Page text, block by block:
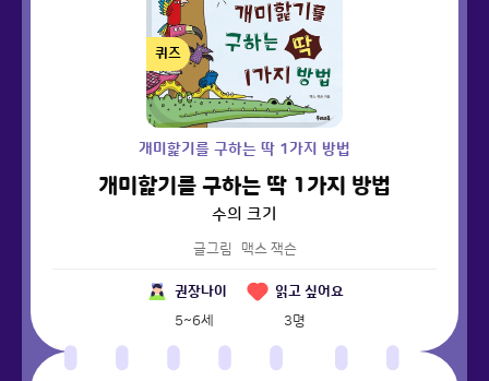
퀴즈
개미핥기를 구하는 딱 1가지 방법
개미핥기를 구하는 딱 1가지 방법
수의 크기
글그림 맥스 잭슨
권장나이
5~6세
읽고 싶어요
3명